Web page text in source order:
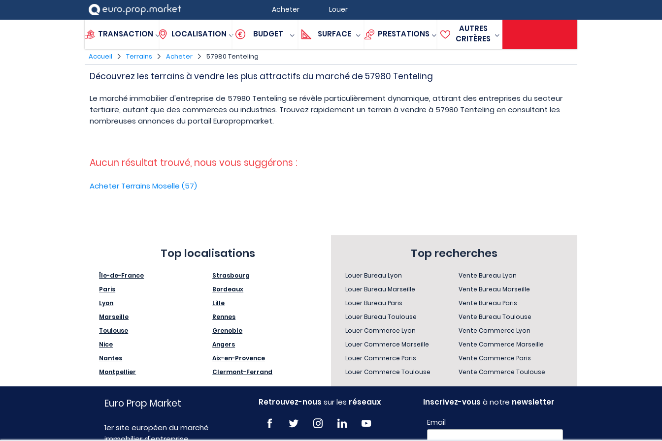
Acheter Louer
TRANSACTION LOCALISATION BUDGET SURFACE PRESTATIONS
AUTRES
CRITÈRES
Accueil Terrains Acheter 57980 Tenteling
Découvrez les terrains à vendre les plus attractifs du marché de 57980 Tenteling
Le marché immobilier d'entreprise de 57980 Tenteling se révèle particulièrement dynamique, attirant des entreprises du secteur
tertiaire, autant que des commerces ou industries. Trouvez rapidement un terrain à vendre à 57980 Tenteling en consultant les
nombreuses annonces du portail Europropmarket.
Aucun résultat trouvé, nous vous suggérons :
Acheter Terrains Moselle (57)
Top localisations
Île-de-France
Paris
Lyon
Marseille
Toulouse
Nice
Nantes
Montpellier
Strasbourg
Bordeaux
Lille
Rennes
Grenoble
Angers
Aix-en-Provence
Clermont-Ferrand
Top recherches
Louer Bureau Lyon
Louer Bureau Marseille
Louer Bureau Paris
Louer Bureau Toulouse
Louer Commerce Lyon
Louer Commerce Marseille
Louer Commerce Paris
Louer Commerce Toulouse
Vente Bureau Lyon
Vente Bureau Marseille
Vente Bureau Paris
Vente Bureau Toulouse
Vente Commerce Lyon
Vente Commerce Marseille
Vente Commerce Paris
Vente Commerce Toulouse
Euro Prop Market
1er site européen du marché
Retrouvez-nous sur les réseaux Inscrivez-vous à notre newsletter
Email